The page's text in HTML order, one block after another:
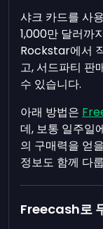
샤크 카드를 사
1,000만 달러까
Rockstar에서
고, 서드파티 판
수 있습니다.
아래 방법은
데, 보통 일주일
의 구매력을 얻
정보도 함께 다
Freecash로